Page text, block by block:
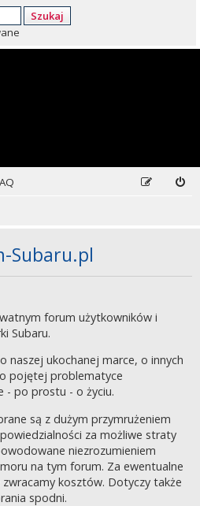
Szukaj
Subaru.pl
forum użytkowników i
Subaru.
naszej ukochanej marce, o innych
pojętej problematyce
- po prostu - o życiu.
są z dużym przymrużeniem
za możliwe straty
niezrozumieniem
na tym forum. Za ewentualne
kosztów. Dotyczy także
spodni.